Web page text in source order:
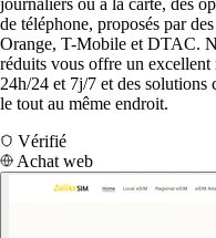
de téléphone, proposés par
Orange, T-Mobile et DTAC.
réduits vous offre un
24h/24 et 7j/7 et des solutions
le tout au même endroit.
Vérifié
Achat web